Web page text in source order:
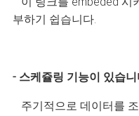
부하기 쉽습니다.
- 스케쥴링 기능이 있습니
주기적으로 데이터를